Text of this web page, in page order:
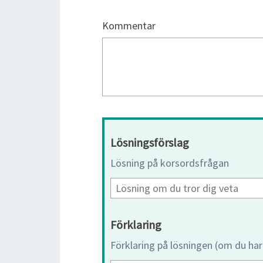
Kommentar
Lösningsförslag
Lösning på korsordsfrågan
Förklaring
Förklaring på lösningen (om du